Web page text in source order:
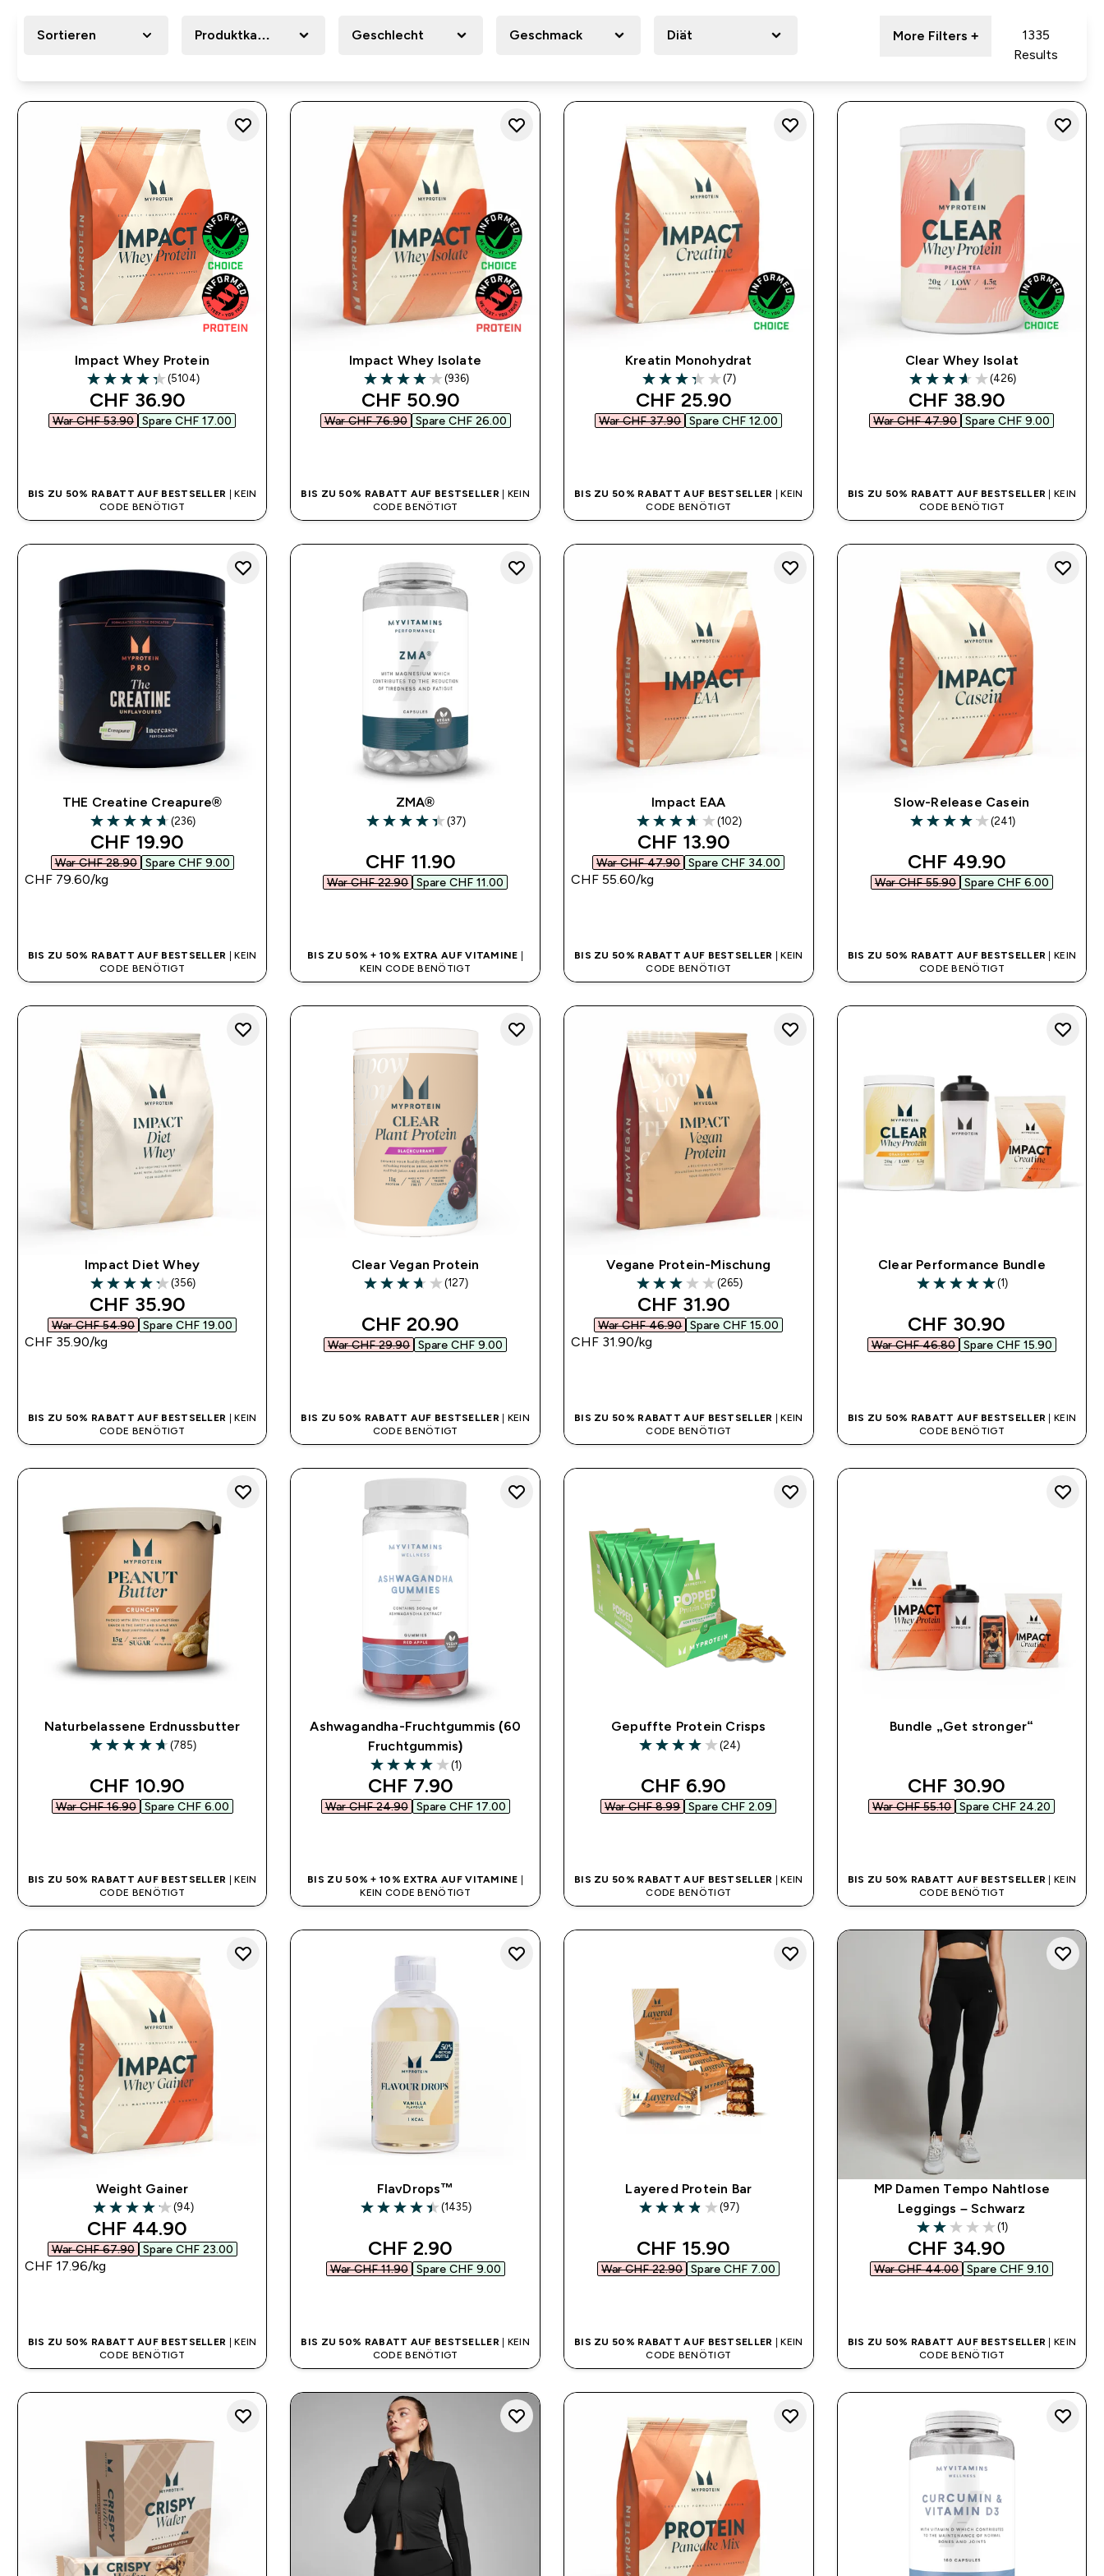
Sortieren Produktkategorie Geschlecht Geschmack Diät More Filters +
1335
Results
Impact Whey Protein
4.31 out of 5 stars
(5104)
discounted price
CHF 36.90‎
War CHF 53.90‎ Spare CHF 17.00‎
BIS ZU 50% RABATT AUF BESTSELLER | KEIN
CODE BENÖTIGT
Impact Whey Isolate
4.07 out of 5 stars
(936)
discounted price
CHF 50.90‎
War CHF 76.90‎ Spare CHF 26.00‎
BIS ZU 50% RABATT AUF BESTSELLER | KEIN
CODE BENÖTIGT
Kreatin Monohydrat
3.29 out of 5 stars
(7)
discounted price
CHF 25.90‎
War CHF 37.90‎ Spare CHF 12.00‎
BIS ZU 50% RABATT AUF BESTSELLER | KEIN
CODE BENÖTIGT
Clear Whey Isolat
3.65 out of 5 stars
(426)
discounted price
CHF 38.90‎
War CHF 47.90‎ Spare CHF 9.00‎
BIS ZU 50% RABATT AUF BESTSELLER | KEIN
CODE BENÖTIGT
THE Creatine Creapure®
4.69 out of 5 stars
(236)
discounted price
CHF 19.90‎
War CHF 28.90‎ Spare CHF 9.00‎
CHF 79.60‎/kg
BIS ZU 50% RABATT AUF BESTSELLER | KEIN
CODE BENÖTIGT
ZMA®
4.35 out of 5 stars
(37)
discounted price
CHF 11.90‎
War CHF 22.90‎ Spare CHF 11.00‎
BIS ZU 50% + 10% EXTRA AUF VITAMINE
KEIN CODE BENÖTIGT
Impact EAA
3.71 out of 5 stars
(102)
discounted price
CHF 13.90‎
War CHF 47.90‎ Spare CHF 34.00‎
CHF 55.60‎/kg
BIS ZU 50% RABATT AUF BESTSELLER
| KEIN
CODE BENÖTIGT
Slow-Release Casein
4.05 out of 5 stars
(241)
discounted price
CHF 49.90‎
War CHF 55.90‎ Spare CHF 6.00‎
BIS ZU 50% RABATT AUF BESTSELLER | KEIN
CODE BENÖTIGT
Impact Diet Whey
4.26 out of 5 stars
(356)
discounted price
CHF 35.90‎
War CHF 54.90‎ Spare CHF 19.00‎
CHF 35.90‎/kg
BIS ZU 50% RABATT AUF BESTSELLER | KEIN
CODE BENÖTIGT
Clear Vegan Protein
3.69 out of 5 stars
(127)
discounted price
CHF 20.90‎
War CHF 29.90‎ Spare CHF 9.00‎
BIS ZU 50% RABATT AUF BESTSELLER | KEIN
CODE BENÖTIGT
Vegane Protein-Mischung
3 out of 5 stars
(265)
discounted price
CHF 31.90‎
War CHF 46.90‎ Spare CHF 15.00‎
CHF 31.90‎/kg
BIS ZU 50% RABATT AUF BESTSELLER | KEIN
CODE BENÖTIGT
Clear Performance Bundle
5 out of 5 stars
(1)
discounted price
CHF 30.90‎
War CHF 46.80‎ Spare CHF 15.90‎
BIS ZU 50% RABATT AUF BESTSELLER | KEIN
CODE BENÖTIGT
Naturbelassene Erdnussbutter
4.66 out of 5 stars
(785)
discounted price
CHF 10.90‎
War CHF 16.90‎ Spare CHF 6.00‎
BIS ZU 50% RABATT AUF BESTSELLER | KEIN
CODE BENÖTIGT
Ashwagandha-Fruchtgummis (60
Fruchtgummis)
4 out of 5 stars
(1)
discounted price
CHF 7.90‎
War CHF 24.90‎ Spare CHF 17.00‎
BIS ZU 50% + 10% EXTRA AUF VITAMINE
KEIN CODE BENÖTIGT
Gepuffte Protein Crisps
4 out of 5 stars
(24)
discounted price
CHF 6.90‎
War CHF 8.99‎ Spare CHF 2.09‎
BIS ZU 50% RABATT AUF BESTSELLER
| KEIN
CODE BENÖTIGT
Bundle „Get stronger“
discounted price
CHF 30.90‎
War CHF 55.10‎ Spare CHF 24.20‎
BIS ZU 50% RABATT AUF BESTSELLER | KEIN
CODE BENÖTIGT
Weight Gainer
4.14 out of 5 stars
(94)
discounted price
CHF 44.90‎
War CHF 67.90‎ Spare CHF 23.00‎
CHF 17.96‎/kg
BIS ZU 50% RABATT AUF BESTSELLER | KEIN
CODE BENÖTIGT
FlavDrops™
4.41 out of 5 stars
(1435)
discounted price
CHF 2.90‎
War CHF 11.90‎ Spare CHF 9.00‎
BIS ZU 50% RABATT AUF BESTSELLER | KEIN
CODE BENÖTIGT
Layered Protein Bar
3.85 out of 5 stars
(97)
discounted price
CHF 15.90‎
War CHF 22.90‎ Spare CHF 7.00‎
BIS ZU 50% RABATT AUF BESTSELLER
| KEIN
CODE BENÖTIGT
MP Damen Tempo Nahtlose
Leggings – Schwarz
2 out of 5 stars
(1)
discounted price
CHF 34.90‎
War CHF 44.00‎ Spare CHF 9.10‎
BIS ZU 50% RABATT AUF BESTSELLER | KEIN
CODE BENÖTIGT